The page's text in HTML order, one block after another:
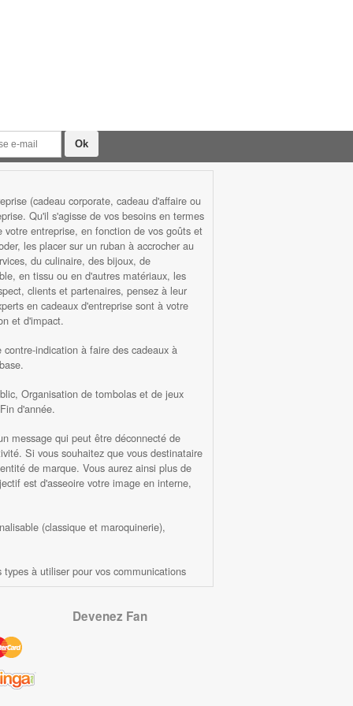
(cadeau corporate, cadeau d'affaire ou
Qu'il s'agisse de vos besoins en termes
entreprise, en fonction de vos goûts et
les placer sur un ruban à accrocher au
du culinaire, des bijoux, de
en tissu ou en d'autres matériaux, les
clients et partenaires, pensez à leur
en cadeaux d'entreprise sont à votre
et d'impact.
indication à faire des cadeaux à
Organisation de tombolas et de jeux
d'année.
message qui peut être déconnecté de
Si vous souhaitez que vous destinataire
de marque. Vous aurez ainsi plus de
est d'asseoire votre image en interne,
(classique et maroquinerie),
à utiliser pour vos communications
Devenez Fan